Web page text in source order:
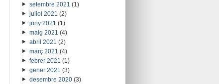
setembre 2021 (1)
juliol 2021 (2)
juny 2021 (1)
maig 2021 (4)
abril 2021 (2)
març 2021 (4)
febrer 2021 (1)
gener 2021 (3)
desembre 2020(3)